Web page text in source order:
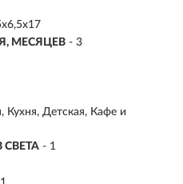
МЕСЯЦЕВ - 3
Кухня, Детская, Кафе и
- 1